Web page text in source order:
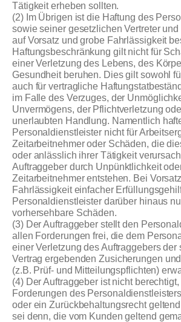
Tätigkeit erheben sollten.
(2) Im Übrigen ist die Haftung des
sowie seiner gesetzlichen Vertreter
auf Vorsatz und grobe Fahrlässigkeit
Haftungsbeschränkung gilt nicht für
einer Verletzung des Lebens, des
Gesundheit beruhen. Dies gilt sowohl
auch für vertragliche
im Falle des Verzuges, der
Unvermögens, der Pflichtverletzung
unerlaubten Handlung. Namentlich
Personaldienstleister nicht für
Zeitarbeitnehmer oder Schäden, die
oder anlässlich ihrer Tätigkeit
Auftraggeber durch Unpünktlichkeit
Zeitarbeitnehmer entstehen. Bei
Fahrlässigkeit einfacher
Personaldienstleister darüber hinaus
vorhersehbare Schäden.
(3) Der Auftraggeber stellt den
allen Forderungen frei, die dem
einer Verletzung des Auftraggebers der
Vertrag ergebenden Zusicherungen
(z.B. Prüf- und Mitteilungspflichten)
(4) Der Auftraggeber ist nicht
Forderungen des
oder ein Zurückbehaltungsrecht
sei denn, die vom Kunden geltend